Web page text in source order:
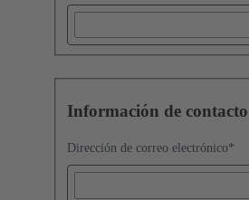
Información de contacto
Dirección de correo electrónico*